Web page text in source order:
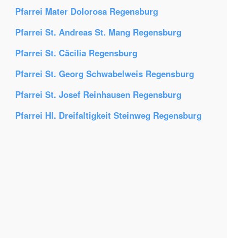
Pfarrei Mater Dolorosa Regensburg
Pfarrei St. Andreas St. Mang Regensburg
Pfarrei St. Cäcilia Regensburg
Pfarrei St. Georg Schwabelweis Regensburg
Pfarrei St. Josef Reinhausen Regensburg
Pfarrei Hl. Dreifaltigkeit Steinweg Regensburg